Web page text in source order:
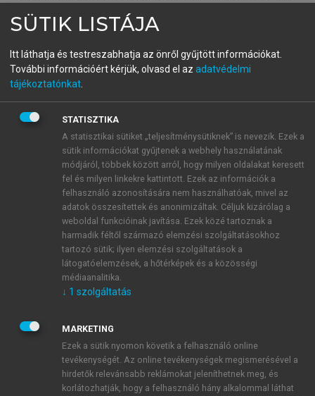
fiókoddal,vagy hozz létre új fiókot.
A regisztráció után apróbaidőszakautomatikusan
BELÉPÉS SAJÁT FIÓKKAL
ÚJ FIÓK LÉTREHOZÁSA
1 óra díjmentes hozzáférés
E-MAIL-CÍM
JELSZÓ
JELSZÓ ÚJRA
SÜTIK LISTÁJA
Itt láthatja és testreszabhatja az önről gyűjtött információkat.
További információért kérjük, olvasd el az adatvédelmi
tájékoztatónkat
STATISZTIKA
A statisztikai sütiket „teljesítménysütiknek” is nevezik. Ezek a
sütik információkat gyűjtenek a webhely használatának
módjáról, többek között arról, hogy milyen oldalakat keresett
fel és milyen linkekre kattintott. Ezek az információk a
felhasználó azonosítására nem használhatóak, mivel az
adatok összesítettek és anonimizáltak. Céljuk kizárólag a
weboldal funkcióinak javítása. Ezek közé tartoznak a
harmadik féltől származó elemzési szolgáltatásokhoz
tartozó sütik; ilyen elemzési szolgáltatások a
látogatóelemzések, a hőtérképek és a közösségi
médiaanalitika.
↓ 1 szolgáltatás
MARKETING
Ezek a sütik nyomon követik a felhasználó online
tevékenységét. Az online tevékenységek megismerésével a
hirdetők relevánsabb reklámokat jeleníthetnek meg, és
korlátozhatják, hogy a felhasználó hány alkalommal láthat